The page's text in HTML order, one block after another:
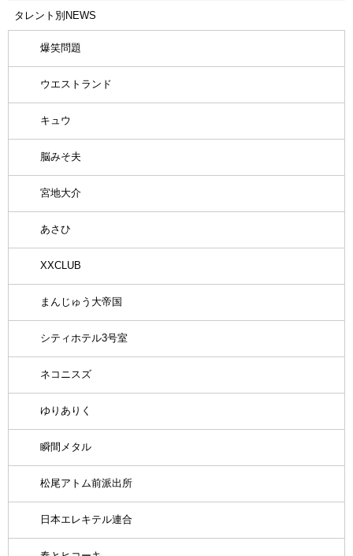
タレント別NEWS
爆笑問題
ウエストランド
キュウ
脳みそ夫
宮地大介
あさひ
XXCLUB
まんじゅう大帝国
シティホテル3号室
ネコニスズ
ゆりありく
瞬間メタル
松尾アトム前派出所
日本エレキテル連合